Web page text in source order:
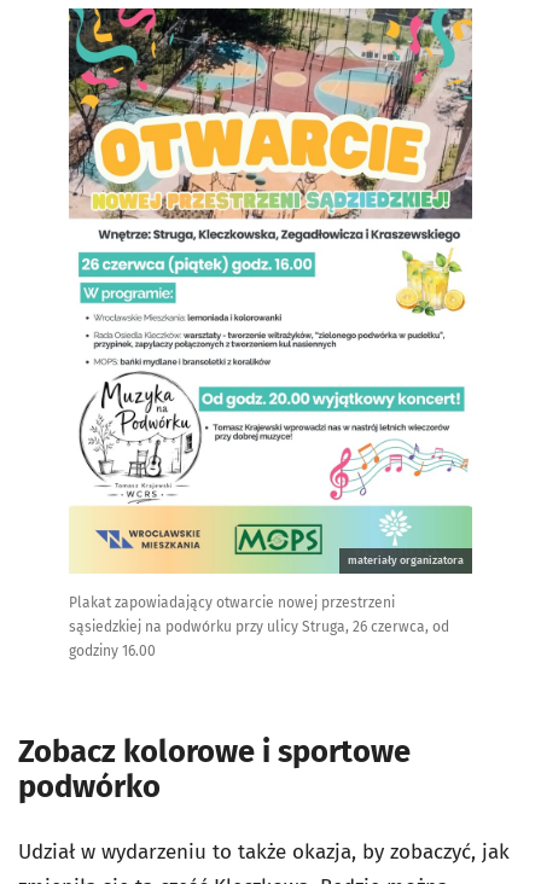
materiały organizatora
Plakat zapowiadający otwarcie nowej przestrzeni
sąsiedzkiej na podwórku przy ulicy Struga, 26 czerwca, od
godziny 16.00
Zobacz kolorowe i sportowe
podwórko
Udział w wydarzeniu to także okazja, by zobaczyć, jak